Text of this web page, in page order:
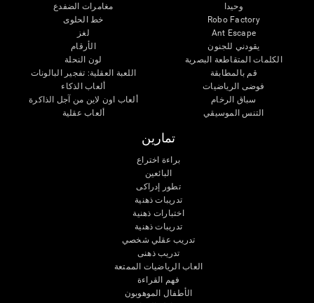
وحيدا
Robo Factory
Ant Escape
يقودني للجنون
الكلمات المتقاطعة البصرية
قم بالمطابقة
فوضى الرياضيات
سباق الرخام
التنس الموسيقي
مغامرات الضفدع
خط الحلوى
لغز
الأرقام
لون النحلة
اللعبة العقلية: تفجير البالونات
ألعاب الذكاء
ألعاب اون لاين من آجل الذاكرة
ألعاب عقلية
تمارين
براءة اختراع
البائعين
تطور إدراكى
تدريبات ذهنية
اختبارات ذهنية
تدريبات ذهنية
تدريب عقلي شخصي
تدريب ذهنى
العاب الرياضيات الممتعة
فهم القراءة
الأطفال الموهوبون